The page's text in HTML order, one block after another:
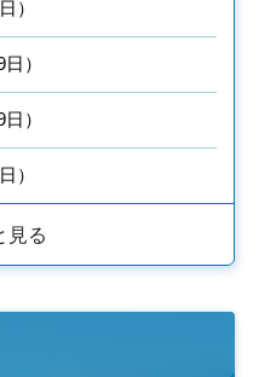
）
）
）
）
見る